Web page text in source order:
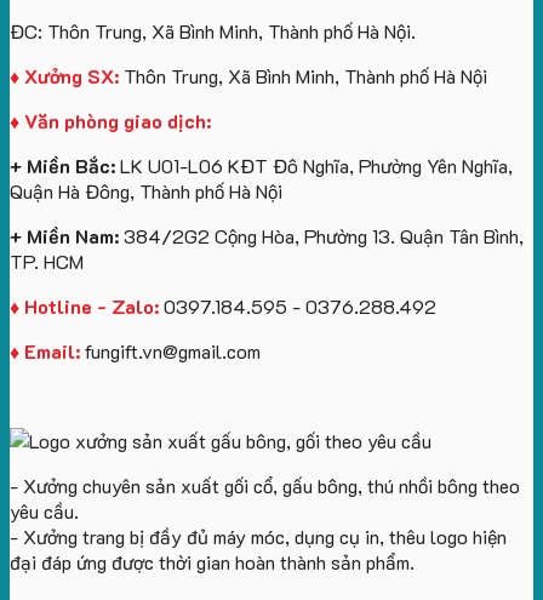
ĐC: Thôn Trung, Xã Bình Minh, Thành phố Hà Nội.
♦ Xưởng SX: Thôn Trung, Xã Bình Minh, Thành phố Hà Nội
♦ Văn phòng giao dịch:
+ Miền Bắc:LK U01-L06 KĐT Đô Nghĩa, Phường Yên Nghĩa,
Quận Hà Đông, Thành phố Hà Nội
+ Miền Nam:384/2G2 Cộng Hòa, Phường 13. Quận Tân Bình,
TP. HCM
♦ Hotline - Zalo:0397.184.595 - 0376.288.492
♦ Email:fungift.vn@gmail.com
- Xưởng chuyên sản xuất gối cổ, gấu bông, thú nhồi bông theo
yêu cầu.
- Xưởng trang bị đầy đủ máy móc, dụng cụ in, thêu logo hiện
đại đáp ứng được thời gian hoàn thành sản phẩm.